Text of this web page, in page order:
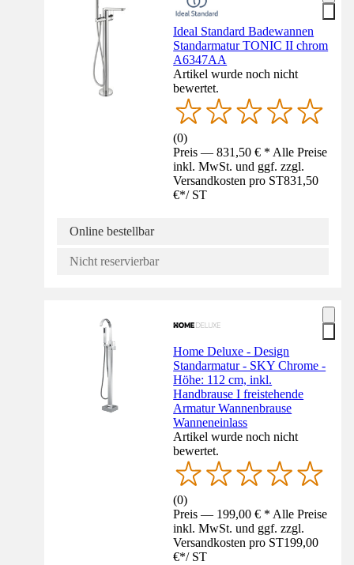
Ideal Standard Badewannen
Standarmatur TONIC II chrom
A6347AA
Artikel wurde noch nicht
bewertet.
(0)
Preis — 831,50 € * Alle Preise
inkl. MwSt. und ggf. zzgl.
Versandkosten pro ST831,50
€*/ ST
Online bestellbar
Nicht reservierbar
Home Deluxe - Design
Standarmatur - SKY Chrome -
Höhe: 112 cm, inkl.
Handbrause I freistehende
Armatur Wannenbrause
Wanneneinlass
Artikel wurde noch nicht
bewertet.
(0)
Preis — 199,00 € * Alle Preise
inkl. MwSt. und ggf. zzgl.
Versandkosten pro ST199,00
€*/ ST